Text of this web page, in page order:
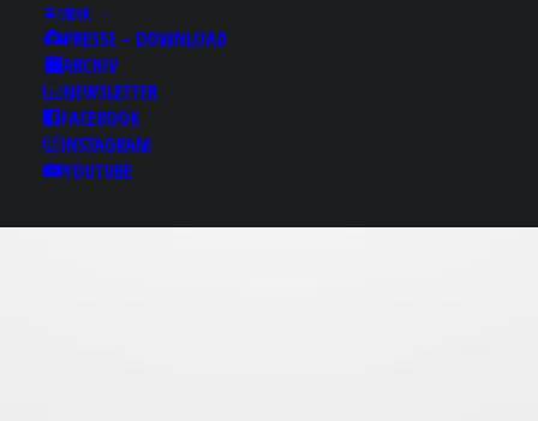
MEHR
PRESSE – DOWNLOAD
ARCHIV
NEWSLETTER
FACEBOOK
INSTAGRAM
YOUTUBE
Results for: 광교핸플ゥ
bamje1.Ｃom 광교리얼
돌✔광교리얼돌 광교후
불출장★광교휴게텔